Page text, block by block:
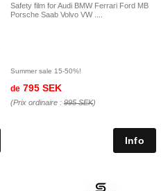
Safety film for Audi BMW Ferrari Ford MB
Porsche Saab Volvo VW ....
Summer sale 15-50%!
de 795 SEK
(Prix ordinaire : 995 SEK)